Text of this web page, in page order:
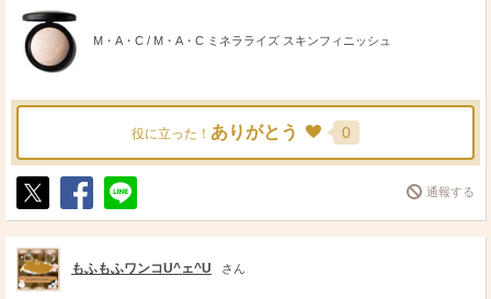
M・A・C / M・A・C ミネラライズ スキンフィニッシュ
役に立った！ ありがとう 0
ポ
ス
ト
シ
ェ
送
る
通報する
もふもふワンコU^ェ^U さん